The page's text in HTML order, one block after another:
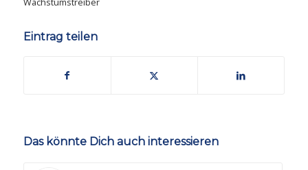
Eintrag teilen
Das könnte Dich auch interessieren